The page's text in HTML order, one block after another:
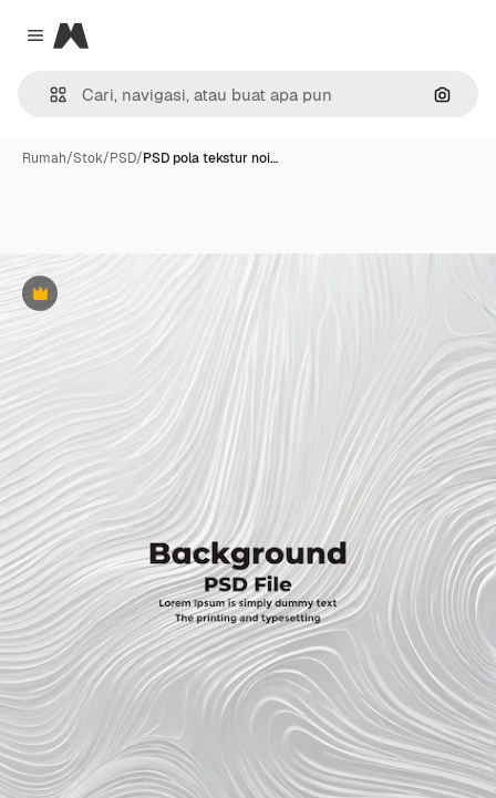
Close menu
Magnific
Rumah/Stok/PSD/PSD pola tekstur noi…
Premium